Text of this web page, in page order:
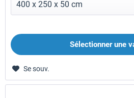
Sélectionner une
Se souv.